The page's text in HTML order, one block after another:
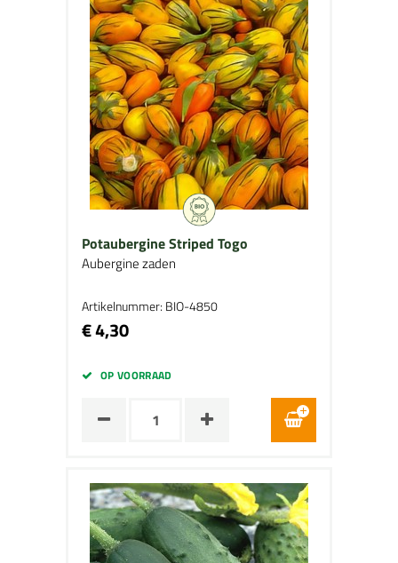
Potaubergine Striped Togo
Aubergine zaden
Artikelnummer: BIO-4850
€ 4,30
OP VOORRAAD